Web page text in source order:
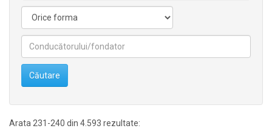
Căutare
Arata 231-240 din 4.593 rezultate: